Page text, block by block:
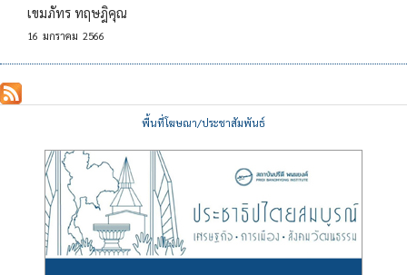
เขมภัทร ทฤษฎิคุณ
16 มกราคม 2566
พื้นที่โฆษณา/ประชาสัมพันธ์